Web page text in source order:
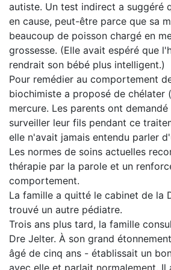
autiste. Un test indirect a suggéré
en cause, peut-être parce que sa
beaucoup de poisson chargé en
grossesse. (Elle avait espéré que
rendrait son bébé plus intelligent.)
Pour remédier au comportement
biochimiste a proposé de chélater
mercure. Les parents ont
surveiller leur fils pendant ce
elle n'avait jamais entendu parler
Les normes de soins actuelles
thérapie par la parole et un
comportement.
La famille a quitté le cabinet de la
trouvé un autre pédiatre.
Trois ans plus tard, la famille
Dre Jelter. À son grand
âgé de cinq ans - établissait un
avec elle et parlait normalement. Il